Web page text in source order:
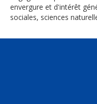
envergure et d'intérêt
sociales, sciences